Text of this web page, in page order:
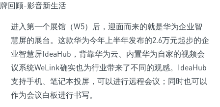
进入第一个展馆（W5）后，迎面而来的就是华为企业智
慧屏的展台。这款华为今年上半年发布的2.6万元起步的企
业智慧屏IdeaHub，背靠华为云、内置华为自家的视频会
议系统WeLink确实也为行业带来了不同的观感。IdeaHub
支持手机、笔记本投屏，可以进行远程会议；同时也可以
作为会议白板进行书写。